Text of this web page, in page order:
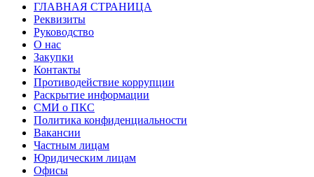
ГЛАВНАЯ СТРАНИЦА
Реквизиты
Руководство
О нас
Закупки
Контакты
Противодействие коррупции
Раскрытие информации
СМИ о ПКС
Политика конфиденциальности
Вакансии
Частным лицам
Юридическим лицам
Офисы